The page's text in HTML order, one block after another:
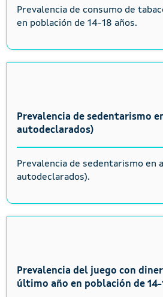
Prevalencia de consumo de
en población de 14-18 años.
Prevalencia de sedentarismo
autodeclarados)
Prevalencia de sedentarismo en
autodeclarados).
Prevalencia del juego con
último año en población de 14-